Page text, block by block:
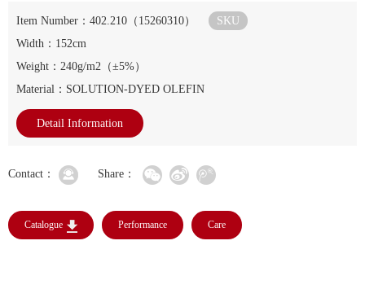
Item Number：402.210（15260310）
SKU
Width：152cm
Weight：240g/m2（±5%）
Material：SOLUTION-DYED OLEFIN
Detail Information
Contact： Share：
Catalogue Performance Care